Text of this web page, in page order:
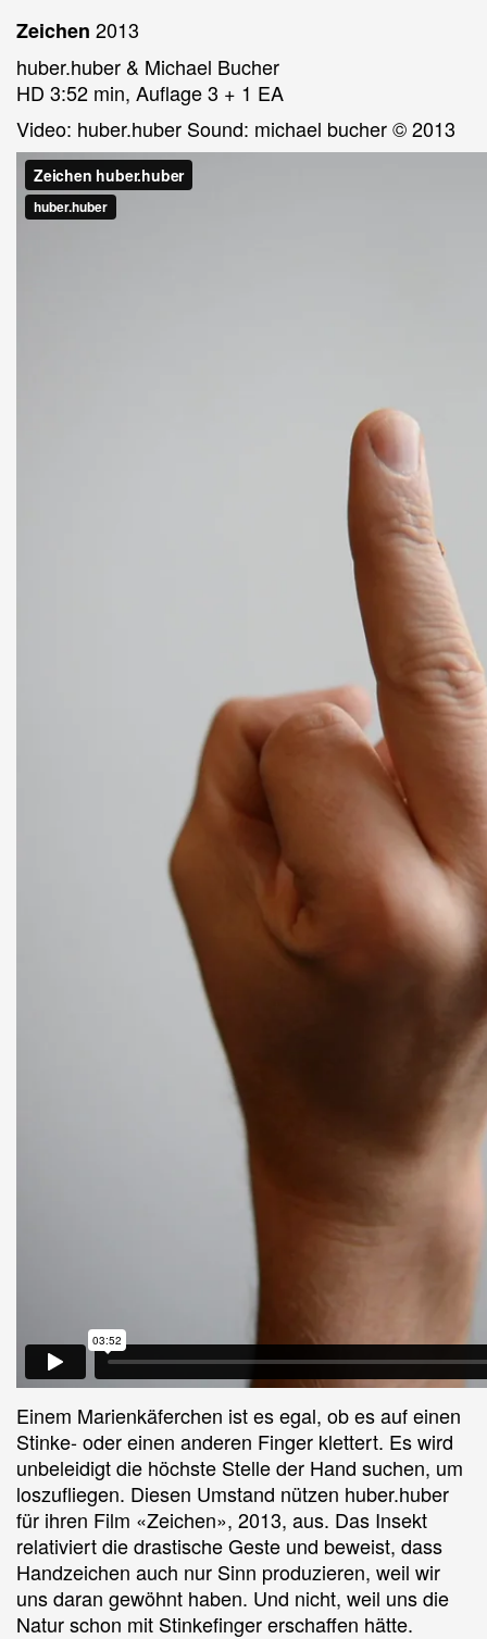
Zeichen 2013
huber.huber & Michael Bucher
HD 3:52 min, Auflage 3 + 1 EA
Video: huber.huber Sound: michael bucher © 2013
Einem Marienkäferchen ist es egal, ob es auf einen
Stinke- oder einen anderen Finger klettert. Es wird
unbeleidigt die höchste Stelle der Hand suchen, um
loszufliegen. Diesen Umstand nützen huber.huber
für ihren Film «Zeichen», 2013, aus. Das Insekt
relativiert die drastische Geste und beweist, dass
Handzeichen auch nur Sinn produzieren, weil wir
uns daran gewöhnt haben. Und nicht, weil uns die
Natur schon mit Stinkefinger erschaffen hätte.